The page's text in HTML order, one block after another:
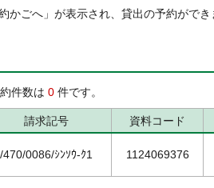
かごへ」が表示され、貸出の予約ができ
件数は 0 件です。
請求記号 資料コード
/470/0086/ｼﾝｿｳ-ｸ1 1124069376